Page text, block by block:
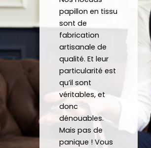
crava
te 12
heure
parfa
item
de
papillon en tissu
sont de
fabrication
artisanale de
qualité. Et leur
particularité est
qu’il sont
véritables, et
donc
dénouables.
Mais pas de
panique ! Vous